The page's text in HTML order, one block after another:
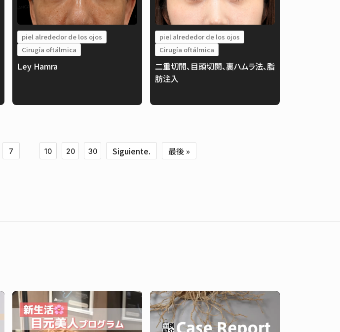
piel alrededor de los ojos
Cirugía oftálmica
Ley Hamra
piel alrededor de los ojos
Cirugía oftálmica
二重切開、目頭切開、裏ハムラ法、脂
肪注入
7 10 20 30 Siguiente. 最後 »